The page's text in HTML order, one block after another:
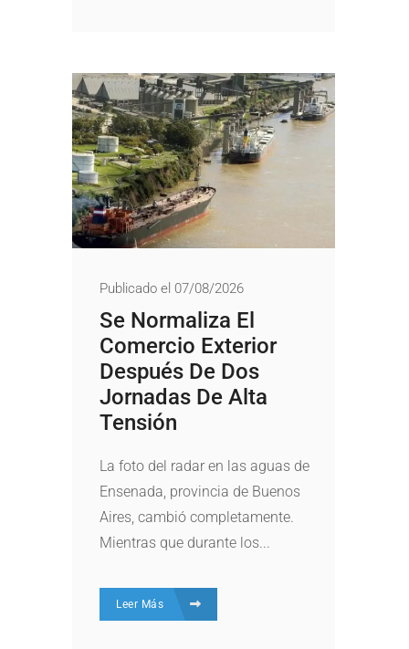
Publicado el 07/08/2026
Se Normaliza El
Comercio Exterior
Después De Dos
Jornadas De Alta
Tensión
La foto del radar en las aguas de
Ensenada, provincia de Buenos
Aires, cambió completamente.
Mientras que durante los...
Leer Más